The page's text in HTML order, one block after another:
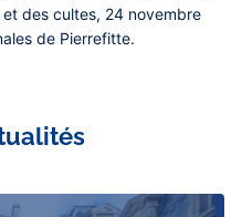
des cultes, 24 novembre
de Pierrefitte.